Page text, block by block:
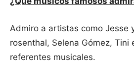
Admiro a artistas como Jesse
rosenthal, Selena Gómez, Tini
referentes musicales.